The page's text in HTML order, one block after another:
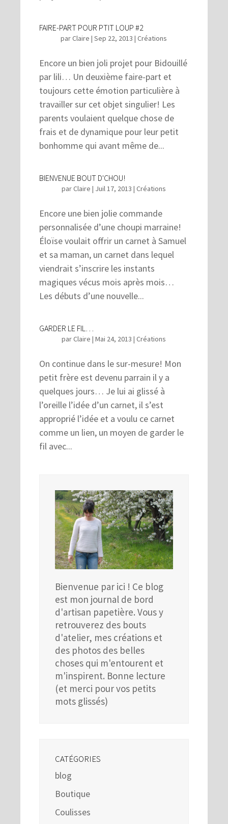
FAIRE-PART POUR PTIT LOUP #2
parClaire |Sep 22, 2013 |Créations
Encore un bien joli projet pour Bidouillé
par lili… Un deuxième faire-part et
toujours cette émotion particulière à
travailler sur cet objet singulier! Les
parents voulaient quelque chose de
frais et de dynamique pour leur petit
bonhomme qui avant même de...
BIENVENUE BOUT D'CHOU!
parClaire | Juil 17, 2013 |Créations
Encore une bien jolie commande
personnalisée d’une choupi marraine!
Éloïse voulait offrir un carnet à Samuel
et sa maman, un carnet dans lequel
viendrait s’inscrire les instants
magiques vécus mois après mois…
Les débuts d’une nouvelle...
GARDER LE FIL…
parClaire |Mai 24, 2013 |Créations
On continue dans le sur-mesure! Mon
petit frère est devenu parrain il y a
quelques jours… Je lui ai glissé à
l’oreille l’idée d’un carnet, il s’est
approprié l’idée et a voulu ce carnet
comme un lien, un moyen de garder le
fil avec...
Bienvenue par ici ! Ce blog
est mon journal de bord
d'artisan papetière. Vous y
retrouverez des bouts
d'atelier, mes créations et
des photos des belles
choses qui m'entourent et
m'inspirent. Bonne lecture
(et merci pour vos petits
mots glissés)
CATÉGORIES
blog
Boutique
Coulisses